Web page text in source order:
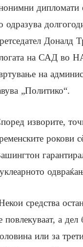
дипломати
одразува
Доналд
на САД во
на
„Политико“.
изворите,
рокови
средства
повлекуваат, а
или за